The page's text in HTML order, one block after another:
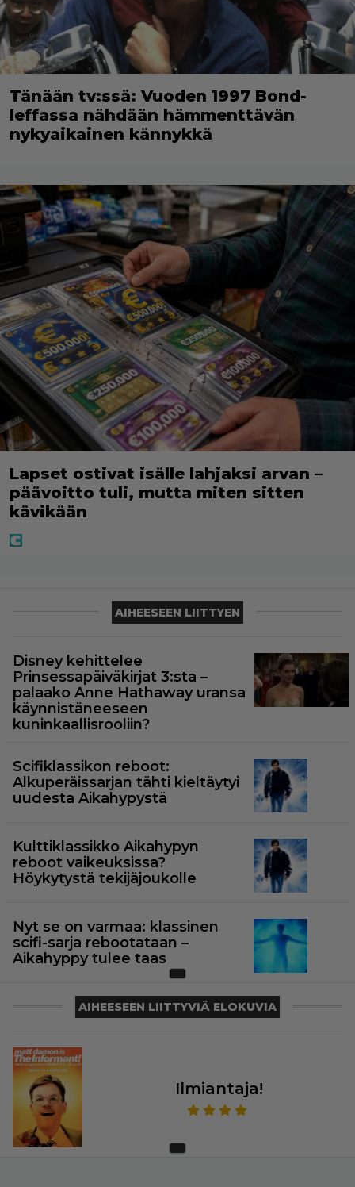
Tänään tv:ssä: Vuoden 1997 Bond-
leffassa nähdään hämmenttävän
nykyaikainen kännykkä
Lapset ostivat isälle lahjaksi arvan –
päävoitto tuli, mutta miten sitten
kävikään
AIHEESEEN LIITTYEN
Disney kehittelee
Prinsessapäiväkirjat 3:sta –
palaako Anne Hathaway uransa
käynnistäneeseen
kuninkaallisrooliin?
Scifiklassikon reboot:
Alkuperäissarjan tähti kieltäytyi
uudesta Aikahypystä
Kulttiklassikko Aikahypyn
reboot vaikeuksissa?
Höykytystä tekijäjoukolle
Nyt se on varmaa: klassinen
scifi-sarja rebootataan –
Aikahyppy tulee taas
AIHEESEEN LIITTYVIÄ ELOKUVIA
Ilmiantaja!